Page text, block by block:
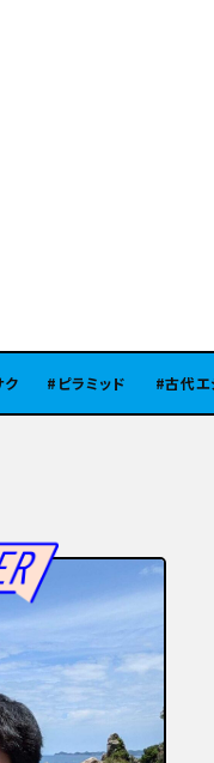
ピラミッド 古代エジ